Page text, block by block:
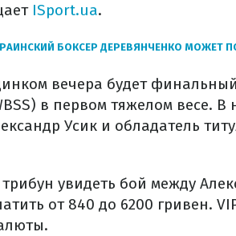
ISport.ua.
БОКСЕР ДЕРЕВЯНЧЕНКО МОЖЕТ
вечера будет
в первом тяжелом весе.
Усик и обладатель
увидеть бой между
от 840 до 6200 гривен.